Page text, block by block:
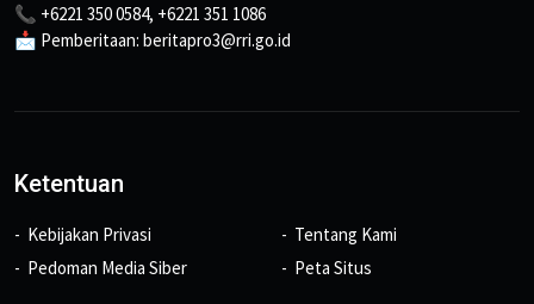
📞 +6221 350 0584, +6221 351 1086
📩 Pemberitaan: beritapro3@rri.go.id
Ketentuan
Kebijakan Privasi
Pedoman Media Siber
Tentang Kami
Peta Situs